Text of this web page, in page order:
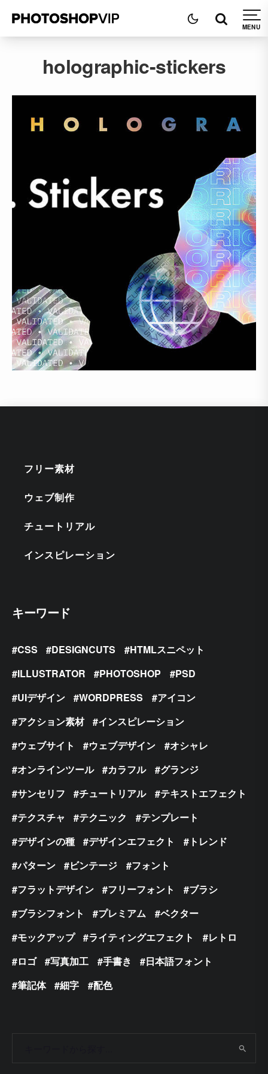
holographic-stickers
フリー素材
ウェブ制作
チュートリアル
インスピレーション
キーワード
CSS DESIGNCUTS
HTMLスニペット
ILLUSTRATOR
PHOTOSHOP
PSD
UIデザイン
WORDPRESS
アイコン
アクション素材
インスピレーション
ウェブサイト
ウェブデザイン
オシャレ
オンラインツール
カラフル
グランジ
サンセリフ
チュートリアル
テキストエフェクト
テクスチャ
テクニック
テンプレート
デザインの種
デザインエフェクト
トレンド
パターン
ビンテージ
フォント
フラットデザイン
フリーフォント
ブラシ
ブラシフォント
プレミアム
ベクター
モックアップ
ライティングエフェクト
レトロ
ロゴ
写真加工 手書き
日本語フォント
筆記体
細字 配色